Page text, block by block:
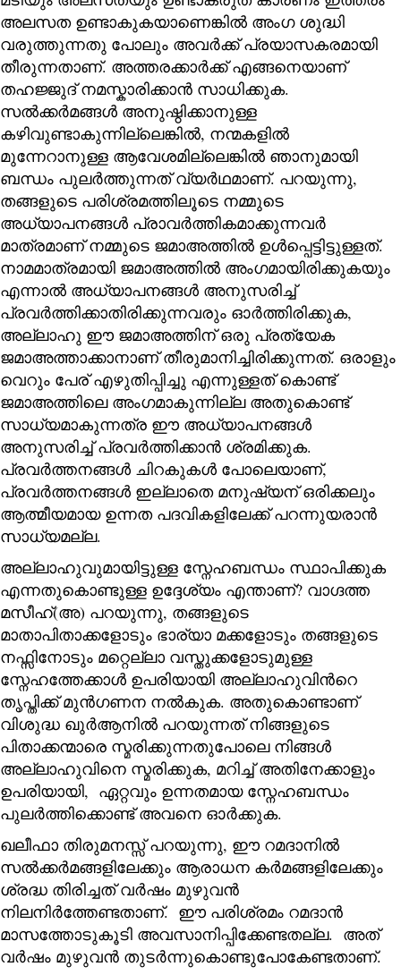
അലസത ഉണ്ടാകുകയാണെങ്കിൽ അംഗ ശുദ്ധി
വരുത്തുന്നതു പോലും അവർക്ക് പ്രയാസകരമായി
തീരുന്നതാണ്. അത്തരക്കാർക്ക് എങ്ങനെയാണ്
തഹജ്ജുദ് നമസ്കാരിക്കാൻ സാധിക്കുക.
സൽക്കർമങ്ങൾ അനുഷ്ഠിക്കാനുള്ള
കഴിവുണ്ടാകുന്നില്ലെങ്കിൽ, നന്മകളിൽ
മുന്നേറാനുള്ള ആവേശമില്ലെങ്കിൽ ഞാനുമായി
ബന്ധം പുലർത്തുന്നത് വ്യർഥമാണ്. പറയുന്നു,
തങ്ങളുടെ പരിശ്രമത്തിലൂടെ നമ്മുടെ
അധ്യാപനങ്ങൾ പ്രാവർത്തികമാക്കുന്നവർ
മാത്രമാണ് നമ്മുടെ ജമാഅത്തിൽ ഉൾപ്പെട്ടിട്ടുള്ളത്.
നാമമാത്രമായി ജമാഅത്തിൽ അംഗമായിരിക്കുകയും
എന്നാൽ അധ്യാപനങ്ങൾ അനുസരിച്ച്
പ്രവർത്തിക്കാതിരിക്കുന്നവരും ഓർത്തിരിക്കുക,
അല്ലാഹു ഈ ജമാഅത്തിന് ഒരു പ്രത്യേക
ജമാഅത്താക്കാനാണ് തീരുമാനിച്ചിരിക്കുന്നത്. ഒരാളും
വെറും പേര് എഴുതിപ്പിച്ചു എന്നുള്ളത് കൊണ്ട്
ജമാഅത്തിലെ അംഗമാകുന്നില്ല അതുകൊണ്ട്
സാധ്യമാകുന്നത്ര ഈ അധ്യാപനങ്ങൾ
അനുസരിച്ച് പ്രവർത്തിക്കാൻ ശ്രമിക്കുക.
പ്രവർത്തനങ്ങൾ ചിറകുകൾ പോലെയാണ്,
പ്രവർത്തനങ്ങൾ ഇല്ലാതെ മനുഷ്യന് ഒരിക്കലും
ആത്മീയമായ ഉന്നത പദവികളിലേക്ക് പറന്നുയരാൻ
സാധ്യമല്ല.
അല്ലാഹുവുമായിട്ടുള്ള സ്നേഹബന്ധം സ്ഥാപിക്കുക
എന്നതുകൊണ്ടുള്ള ഉദ്ദേശ്യം എന്താണ്? വാഗ്ദത്ത
മസീഹ്(അ) പറയുന്നു, തങ്ങളുടെ
മാതാപിതാക്കളോടും ഭാര്യാ മക്കളോടും തങ്ങളുടെ
നഫ്സിനോടും മറ്റെല്ലാ വസ്തുക്കളോടുമുള്ള
സ്നേഹത്തേക്കാൾ ഉപരിയായി അല്ലാഹുവിന്‍റെ
തൃപ്തിക്ക് മുൻഗണന നൽകുക. അതുകൊണ്ടാണ്
വിശുദ്ധ ഖുർആനിൽ പറയുന്നത് നിങ്ങളുടെ
പിതാക്കന്മാരെ സ്മരിക്കുന്നതുപോലെ നിങ്ങൾ
അല്ലാഹുവിനെ സ്മരിക്കുക, മറിച്ച് അതിനേക്കാളും
ഉപരിയായി, ഏറ്റവും ഉന്നതമായ സ്നേഹബന്ധം
പുലർത്തിക്കൊണ്ട് അവനെ ഓർക്കുക.
ഖലീഫാ തിരുമനസ്സ് പറയുന്നു, ഈ റമദാനിൽ
സൽക്കർമങ്ങളിലേക്കും ആരാധന കർമങ്ങളിലേക്കും
ശ്രദ്ധ തിരിച്ചത് വർഷം മുഴുവൻ
നിലനിർത്തേണ്ടതാണ്. ഈ പരിശ്രമം റമദാൻ
മാസത്തോടുകൂടി അവസാനിപ്പിക്കേണ്ടതല്ല. അത്
വർഷം മുഴുവൻ തുടർന്നുകൊണ്ടുപോകേണ്ടതാണ്.